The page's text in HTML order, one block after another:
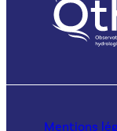
Mentions